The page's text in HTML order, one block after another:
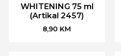
WHITENING 75 ml
(Artikal 2457)
8,90 KM